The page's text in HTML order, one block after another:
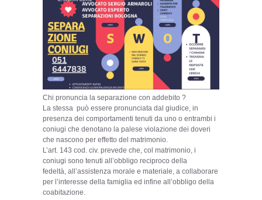
Chi pronuncia la separazione con addebito ?
La stessa può essere pronunciata dal giudice, in
presenza dei comportamenti tenuti da uno o entrambi i
coniugi che denotano la palese violazione dei doveri
che nascono per effetto del matrimonio.
L’art. 143 cod. civ. prevede che, col matrimonio, i
coniugi sono tenuti all’obbligo reciproco della
fedeltà, all’assistenza morale e materiale, a collaborare
per l’interesse della famiglia ed infine all’obbligo della
coabitazione.